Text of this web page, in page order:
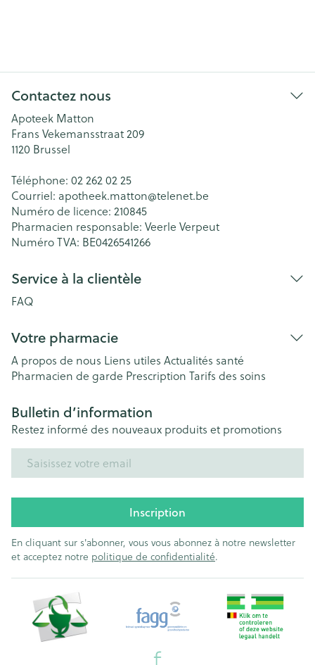
Contactez nous
Apoteek Matton
Frans Vekemansstraat 209
1120 Brussel
Téléphone: 02 262 02 25
Courriel: apotheek.matton@telenet.be
Numéro de licence: 210845
Pharmacien responsable: Veerle Verpeut
Numéro TVA: BE0426541266
Service à la clientèle
FAQ
Votre pharmacie
A propos de nous Liens utiles Actualités santé
Pharmacien de garde Prescription Tarifs des soins
Bulletin d’information
Restez informé des nouveaux produits et promotions
Inscription
En cliquant sur s'abonner, vous vous abonnez à notre newsletter
et acceptez notre politique de confidentialité.